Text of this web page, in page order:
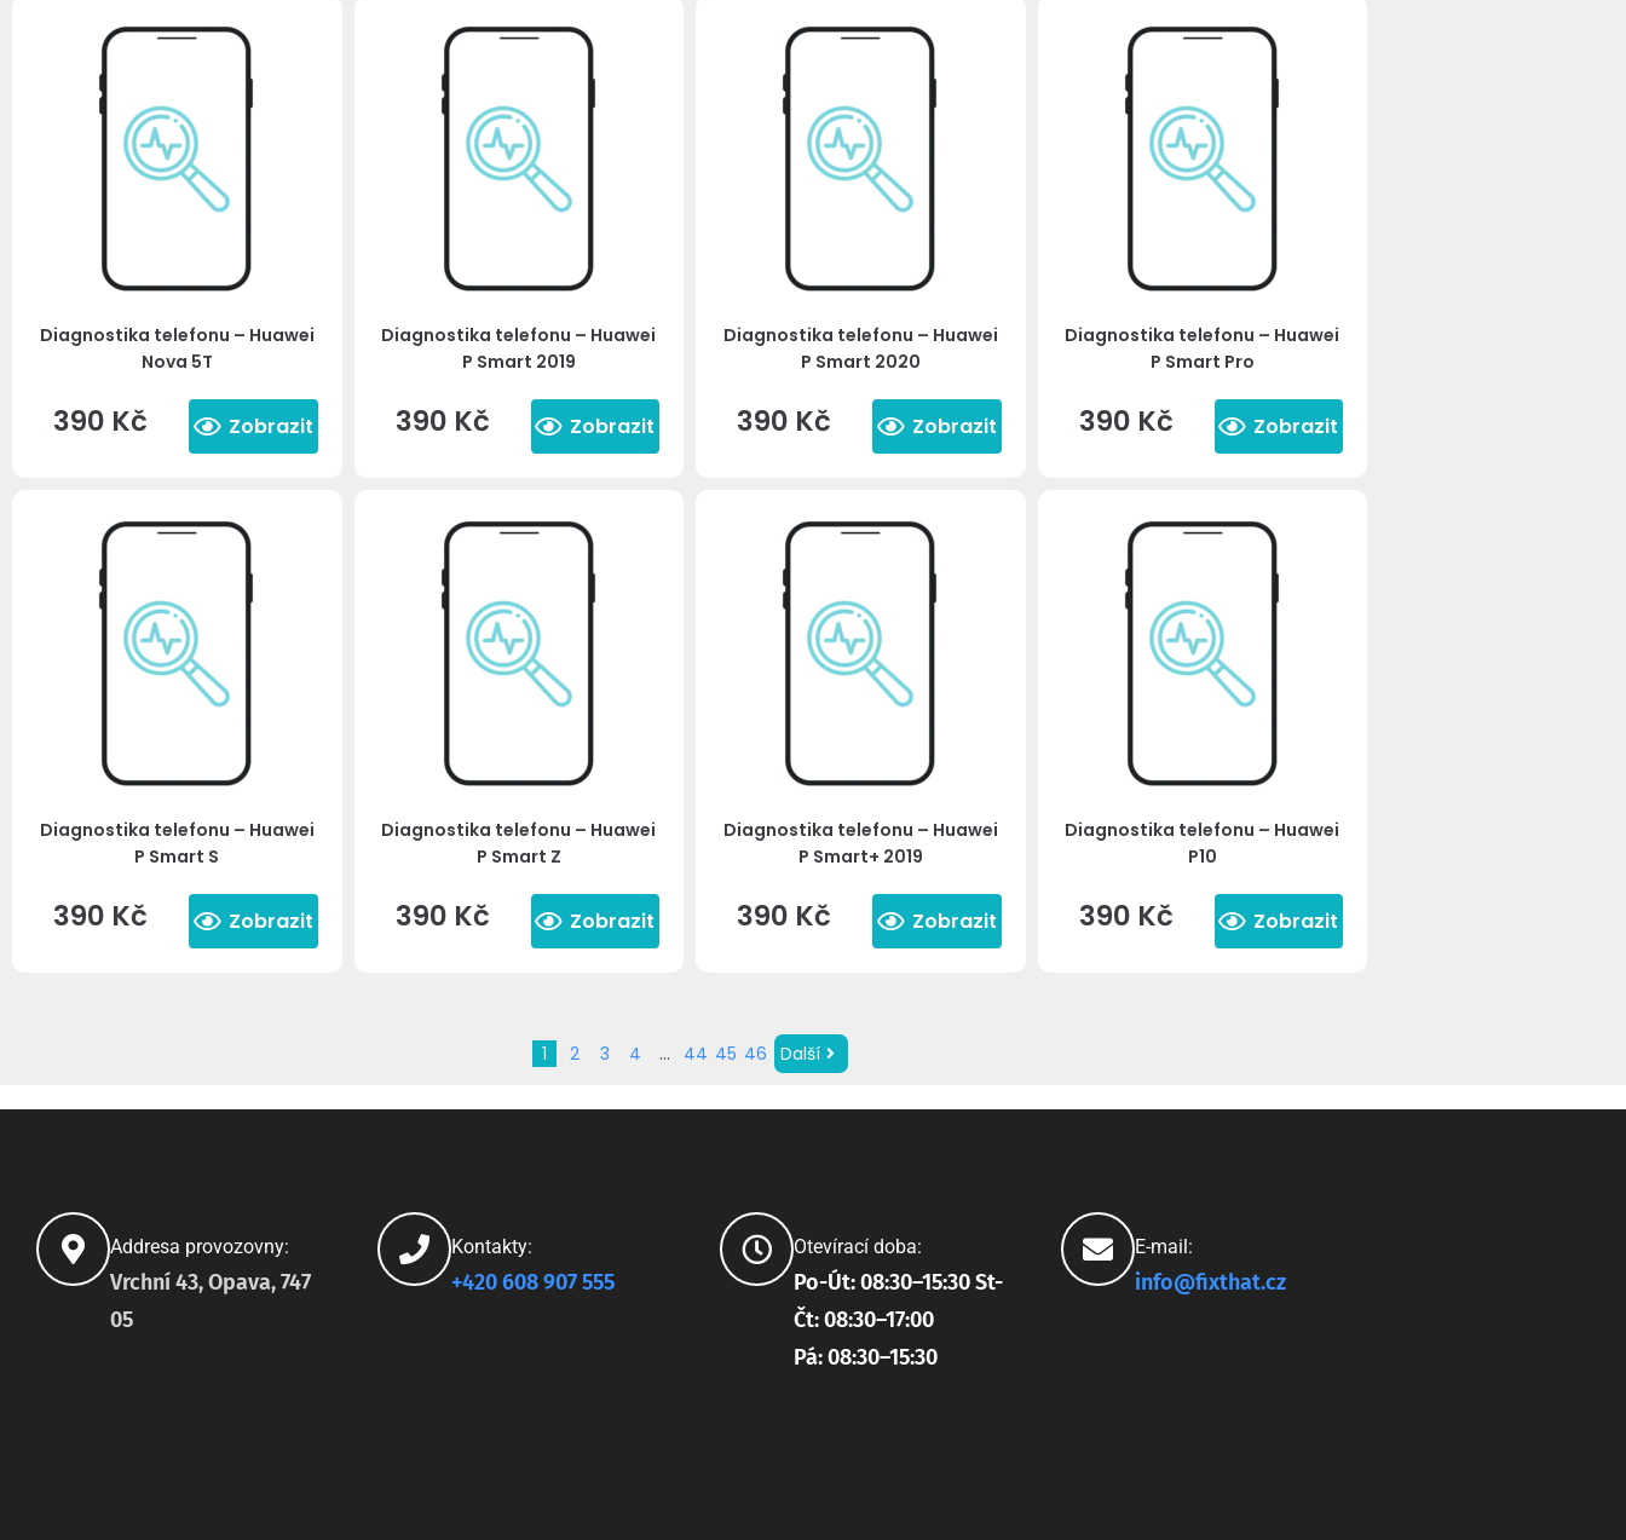
Diagnostika telefonu – Huawei
Nova 5T
390 Kč Zobrazit
Diagnostika telefonu – Huawei
P Smart 2019
390 Kč Zobrazit
Diagnostika telefonu – Huawei
P Smart 2020
390 Kč Zobrazit
Diagnostika telefonu – Huawei
P Smart Pro
390 Kč Zobrazit
Diagnostika telefonu – Huawei
P Smart S
390 Kč Zobrazit
Diagnostika telefonu – Huawei
P Smart Z
390 Kč Zobrazit
Diagnostika telefonu – Huawei
P Smart+ 2019
390 Kč Zobrazit
Diagnostika telefonu – Huawei
P10
390 Kč Zobrazit
1 2 3 4 … 44 45 46 Další
Addresa provozovny:
Vrchní 43, Opava, 747
05
Kontakty:
+420 608 907 555
Otevírací doba:
Po-Út: 08:30–15:30 St-
Čt: 08:30–17:00
Pá: 08:30–15:30
E-mail:
info@fixthat.cz